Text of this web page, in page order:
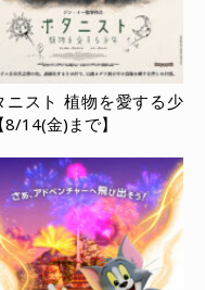
ニスト 植物を愛する少
8/14(金)まで】